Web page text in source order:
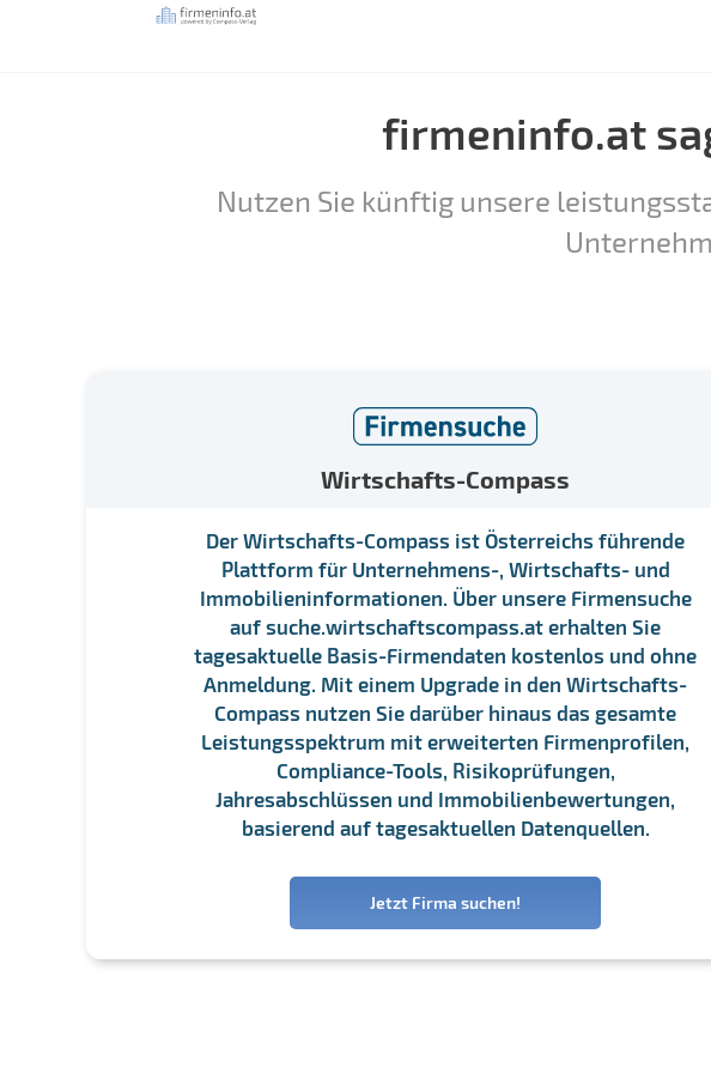
firmeninfo.at
Nutzen Sie künftig unsere
Wirtschafts-Compass
Der Wirtschafts-Compass ist Österreichs führende
Plattform für Unternehmens-, Wirtschafts- und
Immobilieninformationen. Über unsere Firmensuche
auf suche.wirtschaftscompass.at erhalten Sie
tagesaktuelle Basis-Firmendaten kostenlos und ohne
Anmeldung. Mit einem Upgrade in den Wirtschafts-
Compass nutzen Sie darüber hinaus das gesamte
Leistungsspektrum mit erweiterten Firmenprofilen,
Compliance-Tools, Risikoprüfungen,
Jahresabschlüssen und Immobilienbewertungen,
basierend auf tagesaktuellen Datenquellen.
Jetzt Firma suchen!